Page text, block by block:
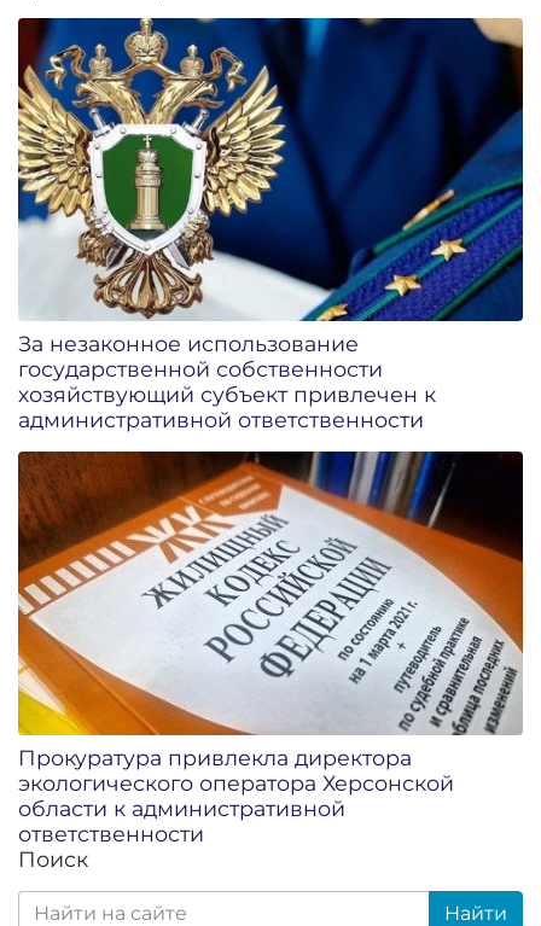
За незаконное использование
государственной собственности
хозяйствующий субъект привлечен к
административной ответственности
Прокуратура привлекла директора
экологического оператора Херсонской
области к административной
ответственности
Поиск
Найти